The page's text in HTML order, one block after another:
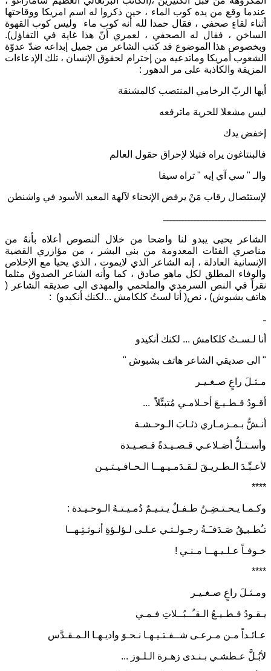
عندما وقع من يده كوب الماء ، حين ذكروا له اسم امريكا ووقاحتها
أثناء لقاءٍ صحفي ، فقال حمدا لله أنه كوب ماء وليس كوب القهوة
الساخن ، فقال له الصحفي ، لعمري أنّ هذا غاية في التفاؤل).
وبخصوص هذا الموضوع قد كتب الشاعر من جميل إبداعه ضدّ عدوّة
الشعوب أمريكا وماتدعيه من إحترام لحقوق الإنسان ، تلك الإدعاءات
المزيفة والكاذبة على مر الدهور :
أيها الربّ الرخامي المنتصب كالمشنقة
ليس مشعلا للحرية ماترفعه
إخفض يدك
فالبنتاغون يراه فتيلا لإحراق حقول العالم
والـ " سي آي إيه " تراه سيفا
لإستئصال رقاب مَنْ يرفض الإنحناء لآلهة المعبد الأسود في واشنطن
ــــــــــــــــــــــــــــــــــ
الشاعر يحيى يبدو لنا واضحا من خلال ألنصوص أعلاه بأنهُ من
مناصري الفئات المعدومة من بني البشر ، من مؤازري القضية
الإنسانية العادلة ، إنه الشاعر الذي لايموت ، الذي يحيا مع الإخلاص
والوفاء المطلق لكل ماهو صادق ، كما وأنه الشاعر الصدوق مثلما
نقرأ في النص السرمدي والملحمي والمهدى الى صديقه الشاعر (
هاتف بشبوش) ، نص( أنا لستُ كلكامش ...لكنك أنكيدو) :
ـ
أنا لـسـتُ كلكامش ... لكنك أنكيدو
" الى صديقي الشاعر هاتف بشبوش "
مـثـلَ راعٍ صـغـيـر
أقـودُ قـطـيـعَ أحـلامـي مُتبتِّلاً ...
أنـشُّ بـمـزمـاري ذئـابَ الـوحـشـة
وأسـتـلُّ أضـلاعـي قـصـيـدةً قـصـيـدة
لأعـبِّـدَ الـطـريـقَ لـقـدَمـيـهــا الـحـافـيـتـيـن
****
وكـمـا يـحـتـضِـنُ طـفـلٌ يـتـيـمٌ دُمـيـتـهُ الـوحـيـدة :
تـُطـبـِقُ صَـدَفـَـةُ رجـولـتـي عـلـى لـؤلـؤةِ أنـوثـتِـهــا
خـوفـاً عـلـيـهــا مـنـي !
****
ومـثـلَ راعٍ صـغـيـر
يـقـودُ قـطـيـعُ الـقـُــبُــلاتِ فـمـي
عـائـداً مـن مـرعـى شــفـتـيـهـا نـحـوَ واديـهـا الـمـقـدَّس
لأبُـلَّ عـطشـي بـنـدى زهـرة الـلـوز ...